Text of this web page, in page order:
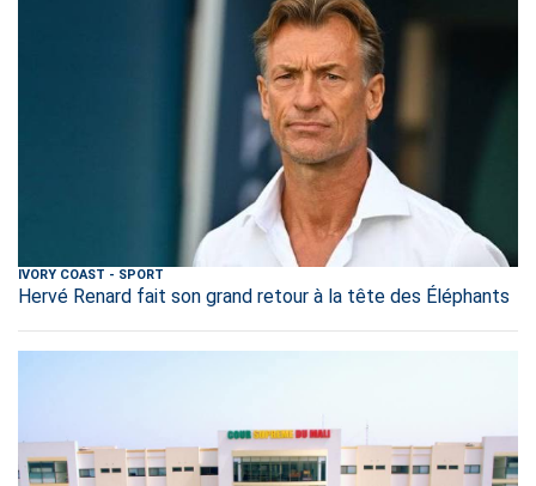
IVORY COAST - SPORT
Hervé Renard fait son grand retour à la tête des Éléphants